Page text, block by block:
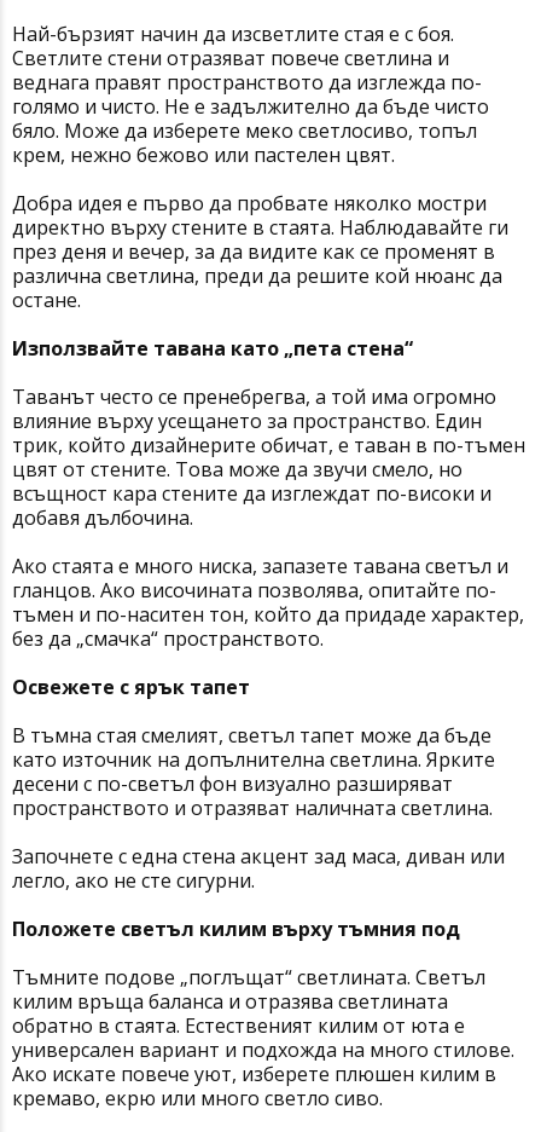
Най-бързият начин да изсветлите стая е с боя.
Светлите стени отразяват повече светлина и
веднага правят пространството да изглежда по-
голямо и чисто. Не е задължително да бъде чисто
бяло. Може да изберете меко светлосиво, топъл
крем, нежно бежово или пастелен цвят.
Добра идея е първо да пробвате няколко мостри
директно върху стените в стаята. Наблюдавайте ги
през деня и вечер, за да видите как се променят в
различна светлина, преди да решите кой нюанс да
остане.
Използвайте тавана като „пета стена“
Таванът често се пренебрегва, а той има огромно
влияние върху усещането за пространство. Един
трик, който дизайнерите обичат, е таван в по-тъмен
цвят от стените. Това може да звучи смело, но
всъщност кара стените да изглеждат по-високи и
добавя дълбочина.
Ако стаята е много ниска, запазете тавана светъл и
гланцов. Ако височината позволява, опитайте по-
тъмен и по-наситен тон, който да придаде характер,
без да „смачка“ пространството.
Освежете с ярък тапет
В тъмна стая смелият, светъл тапет може да бъде
като източник на допълнителна светлина. Ярките
десени с по-светъл фон визуално разширяват
пространството и отразяват наличната светлина.
Започнете с една стена акцент зад маса, диван или
легло, ако не сте сигурни.
Положете светъл килим върху тъмния под
Тъмните подове „поглъщат“ светлината. Светъл
килим връща баланса и отразява светлината
обратно в стаята. Естественият килим от юта е
универсален вариант и подхожда на много стилове.
Ако искате повече уют, изберете плюшен килим в
кремаво, екрю или много светло сиво.